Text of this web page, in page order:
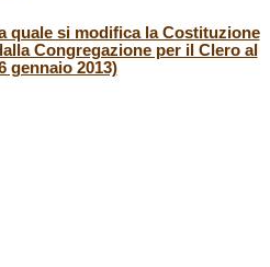
quale si modifica la Costituzione
Congregazione per il Clero al
gennaio 2013)